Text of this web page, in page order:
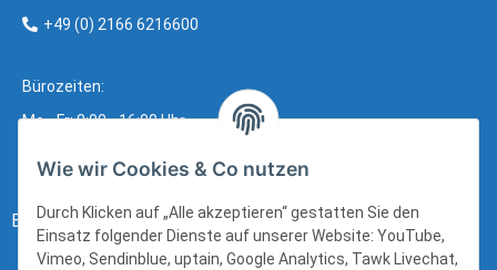
+49 (0) 2166 6216600
Bürozeiten:
Mo - Fr: 8:00 - 16:00 Uhr
Bezahlung:
Wie wir Cookies & Co nutzen
Durch Klicken auf „Alle akzeptieren“ gestatten Sie den
Einsatz folgender Dienste auf unserer Website: YouTube,
Vimeo, Sendinblue, uptain, Google Analytics, Tawk Livechat,